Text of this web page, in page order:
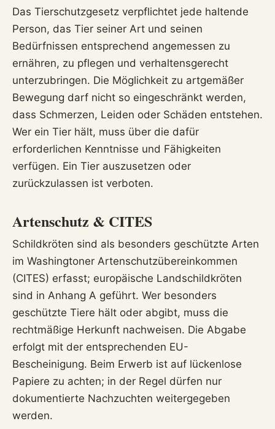
Das Tierschutzgesetz verpflichtet jede haltende
Person, das Tier seiner Art und seinen
Bedürfnissen entsprechend angemessen zu
ernähren, zu pflegen und verhaltensgerecht
unterzubringen. Die Möglichkeit zu artgemäßer
Bewegung darf nicht so eingeschränkt werden,
dass Schmerzen, Leiden oder Schäden entstehen.
Wer ein Tier hält, muss über die dafür
erforderlichen Kenntnisse und Fähigkeiten
verfügen. Ein Tier auszusetzen oder
zurückzulassen ist verboten.
Artenschutz & CITES
Schildkröten sind als besonders geschützte Arten
im Washingtoner Artenschutzübereinkommen
(CITES) erfasst; europäische Landschildkröten
sind in Anhang A geführt. Wer besonders
geschützte Tiere hält oder abgibt, muss die
rechtmäßige Herkunft nachweisen. Die Abgabe
erfolgt mit der entsprechenden EU-
Bescheinigung. Beim Erwerb ist auf lückenlose
Papiere zu achten; in der Regel dürfen nur
dokumentierte Nachzuchten weitergegeben
werden.